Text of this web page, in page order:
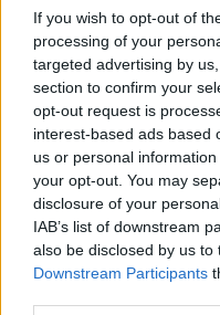
If you wish to opt-out of
processing of your
targeted advertising by
section to confirm your
opt-out request is
interest-based ads based
us or personal
your opt-out. You may
disclosure of your
IAB’s list of downstream
also be disclosed by us to
Downstream Participants